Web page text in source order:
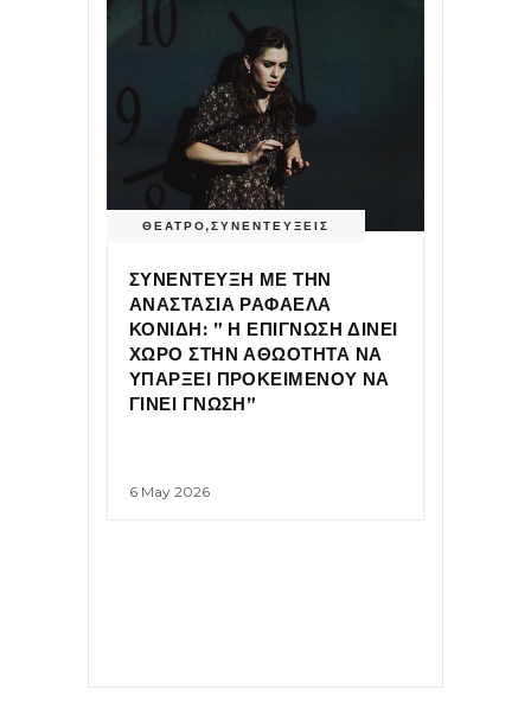
ΘΕΑΤΡΟ,ΣΥΝΕΝΤΕΥΞΕΙΣ
ΣΥΝΕΝΤΕΥΞΗ ΜΕ ΤΗΝ
ΑΝΑΣΤΑΣΙΑ ΡΑΦΑΕΛΑ
ΚΟΝΙΔΗ: ” Η ΕΠΙΓΝΩΣΗ ΔΙΝΕΙ
ΧΩΡΟ ΣΤΗΝ ΑΘΩΟΤΗΤΑ ΝΑ
ΥΠΑΡΞΕΙ ΠΡΟΚΕΙΜΕΝΟΥ ΝΑ
ΓΙΝΕΙ ΓΝΩΣΗ”
6 May 2026